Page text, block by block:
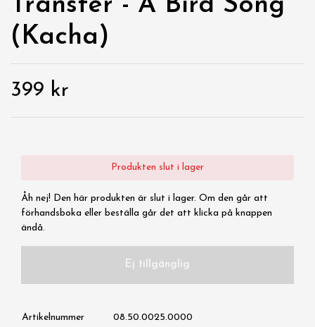
Transfer - A Bird Song
(Kacha)
399 kr
Produkten slut i lager
Åh nej! Den här produkten är slut i lager. Om den går att
förhandsboka eller beställa går det att klicka på knappen
ändå.
Ej tillgänglig
Artikelnummer 08.50.0025.0000